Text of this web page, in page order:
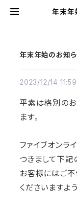
年末年
年末年始のお知
2023/12/14 11:59
平素は格別の
ます。
ファイブオンラ
つきまして下記
お客様にはご不
くださいますよ